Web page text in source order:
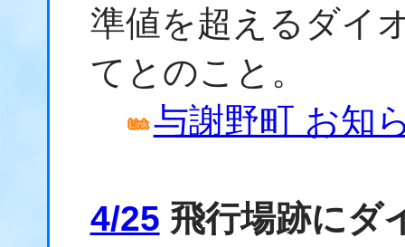
準値を超えるダイ
てとのこと。
与謝野町 お知
4/25 飛行場跡にダ